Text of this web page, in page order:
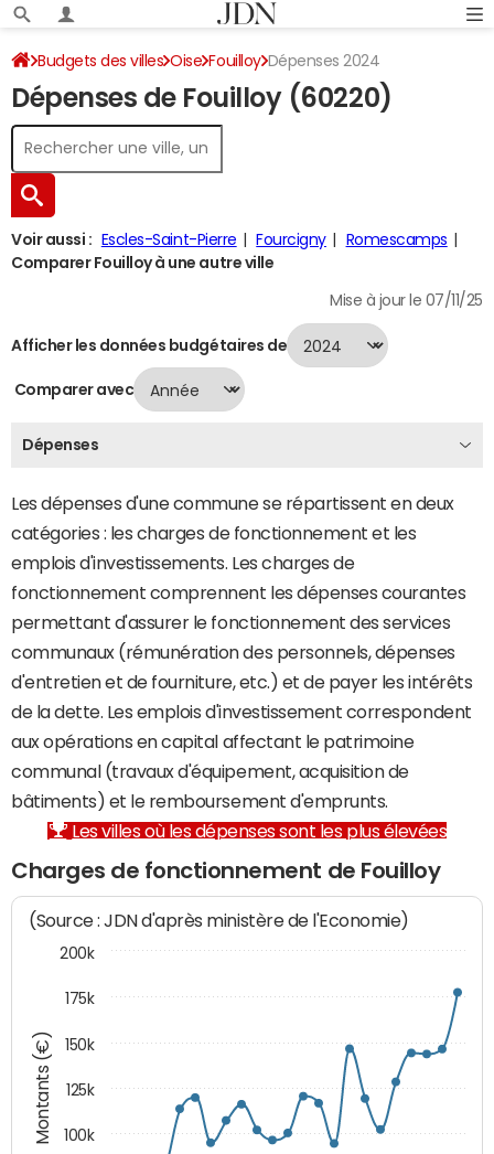
Budgets des villes Oise Fouilloy Dépenses 2024
Dépenses de Fouilloy (60220)
Voir aussi : Escles-Saint-Pierre Fourcigny
Romescamps
Comparer Fouilloy à une autre ville
Mise à jour le 07/11/25
Afficher les données budgétaires de
Comparer avec
Dépenses
Les dépenses d'une commune se répartissent en deux
catégories : les charges de fonctionnement et les
emplois d'investissements. Les charges de
fonctionnement comprennent les dépenses courantes
permettant d'assurer le fonctionnement des services
communaux (rémunération des personnels, dépenses
d'entretien et de fourniture, etc.) et de payer les intérêts
de la dette. Les emplois d'investissement correspondent
aux opérations en capital affectant le patrimoine
communal (travaux d'équipement, acquisition de
bâtiments) et le remboursement d'emprunts.
Les villes où les dépenses sont les plus élevées
Charges de fonctionnement de Fouilloy
Montants (€)
(Source : JDN d'après ministère de l'Economie)
100k
125k
150k
175k
200k